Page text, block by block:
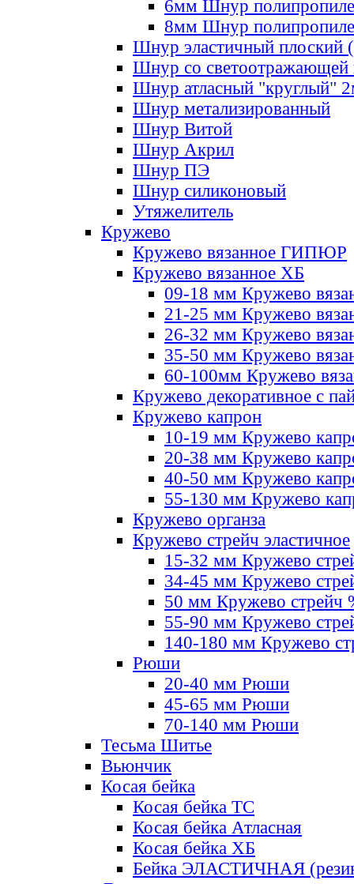
6мм Шнур
8мм Шнур
Шнур эластичный плоский
Шнур со светоотражающей
Шнур атласный "круглый"
Шнур метализированный
Шнур Витой
Шнур Акрил
Шнур ПЭ
Шнур силиконовый
Утяжелитель
Кружево
Кружево вязанное ГИПЮР
Кружево вязанное ХБ
09-18 мм Кружево
21-25 мм Кружево
26-32 мм Кружево
35-50 мм Кружево
60-100мм Кружево
Кружево декоративное с
Кружево капрон
10-19 мм Кружево
20-38 мм Кружево
40-50 мм Кружево
55-130 мм Кружево
Кружево органза
Кружево стрейч эластичное
15-32 мм Кружево
34-45 мм Кружево
50 мм Кружево стрейч
55-90 мм Кружево
140-180 мм Кружево
Рюши
20-40 мм Рюши
45-65 мм Рюши
70-140 мм Рюши
Тесьма Шитье
Вьюнчик
Косая бейка
Косая бейка ТС
Косая бейка Атласная
Косая бейка ХБ
Бейка ЭЛАСТИЧНАЯ